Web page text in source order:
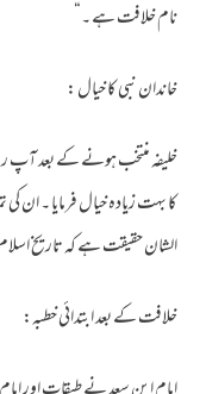
نام خلافت ہے ۔“
خاندان نبی کا خیال :
خلیفہ منتخب ہونے کے بعد آپ
کا بہت زیادہ خیال فرمایا ۔ ان
الشان حقیقت ہے کہ تاریخ
خلافت کے بعد ابتدائی خطبہ: